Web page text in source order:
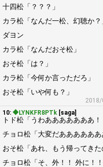
十四松「？？？」
カラ松「なんだ一松、幻聴か？
ダヨン
カラ松「なんだおそ松」
おそ松「は？」
カラ松「今何か言っただろ」
おそ松「いや何も？」
2018/
10: ◆LYNKFR8PTk [saga]
トド松「うわあああああああ！
チョロ松「大変だああああああ
おそ松「あれ、もう帰ってきた
チョロ松「そ、外！！ 外に！！